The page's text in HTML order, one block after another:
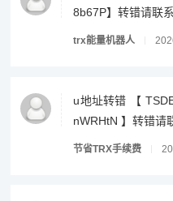
8b67P】转错请联
trx能量机器人
u地址转错 【
nWRHtN 】转错请
节省TRX手续费